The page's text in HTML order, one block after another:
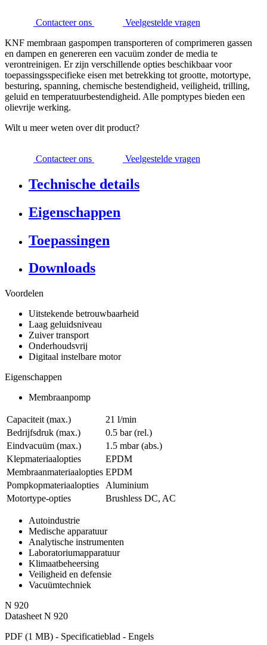
Contacteer ons
Veelgestelde vragen
KNF membraan gaspompen transporteren of comprimeren gassen
en dampen en genereren een vacuüm zonder de media te
verontreinigen. Er zijn verschillende opties beschikbaar voor
toepassingsspecifieke eisen met betrekking tot grootte, motortype,
besturing, spanning, chemische bestendigheid, veiligheid, trilling,
geluid en temperatuurbestendigheid. Alle pomptypes bieden een
olievrije werking.
Wilt u meer weten over dit product?
Contacteer ons Veelgestelde vragen
Technische details
Eigenschappen
Toepassingen
Downloads
Voordelen
Uitstekende betrouwbaarheid
Laag geluidsniveau
Zuiver transport
Onderhoudsvrij
Digitaal instelbare motor
Eigenschappen
Membraanpomp
Capaciteit (max.)
21 l/min
Bedrijfsdruk (max.)
0.5 bar (rel.)
Eindvacuüm (max.)
1.5 mbar (abs.)
Klepmateriaalopties
EPDM
Membraanmateriaalopties EPDM
Pompkopmateriaalopties
Aluminium
Motortype-opties
Brushless DC, AC
Autoindustrie
Medische apparatuur
Analytische instrumenten
Laboratoriumapparatuur
Klimaatbeheersing
Veiligheid en defensie
Vacuümtechniek
N 920
Datasheet N 920
PDF (1 MB) - Specificatieblad - Engels